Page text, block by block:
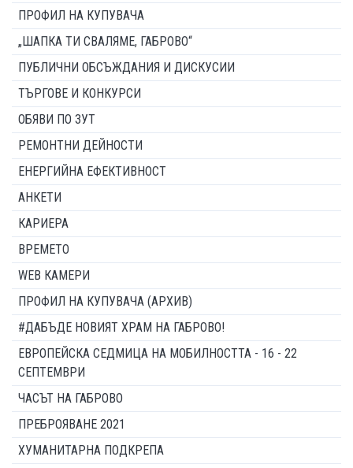
ПРОФИЛ НА КУПУВАЧА
„ШАПКА ТИ СВАЛЯМЕ, ГАБРОВО“
ПУБЛИЧНИ ОБСЪЖДАНИЯ И ДИСКУСИИ
ТЪРГОВЕ И КОНКУРСИ
ОБЯВИ ПО ЗУТ
РЕМОНТНИ ДЕЙНОСТИ
ЕНЕРГИЙНА ЕФЕКТИВНОСТ
АНКЕТИ
КАРИЕРА
ВРЕМЕТО
WEB КАМЕРИ
ПРОФИЛ НА КУПУВАЧА (АРХИВ)
#ДАБЪДЕ НОВИЯТ ХРАМ НА ГАБРОВО!
ЕВРОПЕЙСКА СЕДМИЦА НА МОБИЛНОСТТА - 16 - 22
СЕПТЕМВРИ
ЧАСЪТ НА ГАБРОВО
ПРЕБРОЯВАНЕ 2021
ХУМАНИТАРНА ПОДКРЕПА